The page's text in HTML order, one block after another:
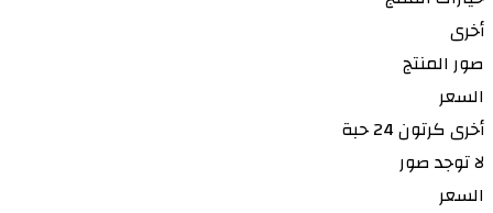
أخرى
صور المنتج
السعر
أخرى كرتون 24 حبة
لا توجد صور
السعر